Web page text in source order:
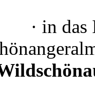
· in